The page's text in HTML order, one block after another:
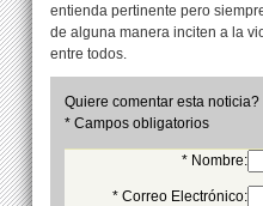
entienda pertinente pero
de alguna manera inciten a la
entre todos.
Quiere comentar esta noticia?
* Campos obligatorios
* Nombre:
* Correo Electrónico: